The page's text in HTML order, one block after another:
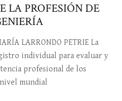
LA PROFESIÓN DE
LARRONDO PETRIE La
individual para evaluar y
profesional de los
mundial